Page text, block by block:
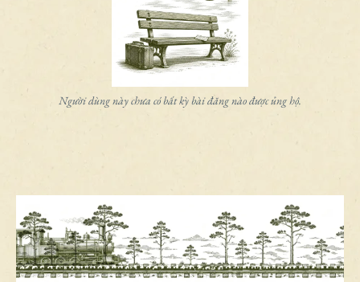
Người dùng này chưa có bất kỳ bài đăng nào được ủng hộ.